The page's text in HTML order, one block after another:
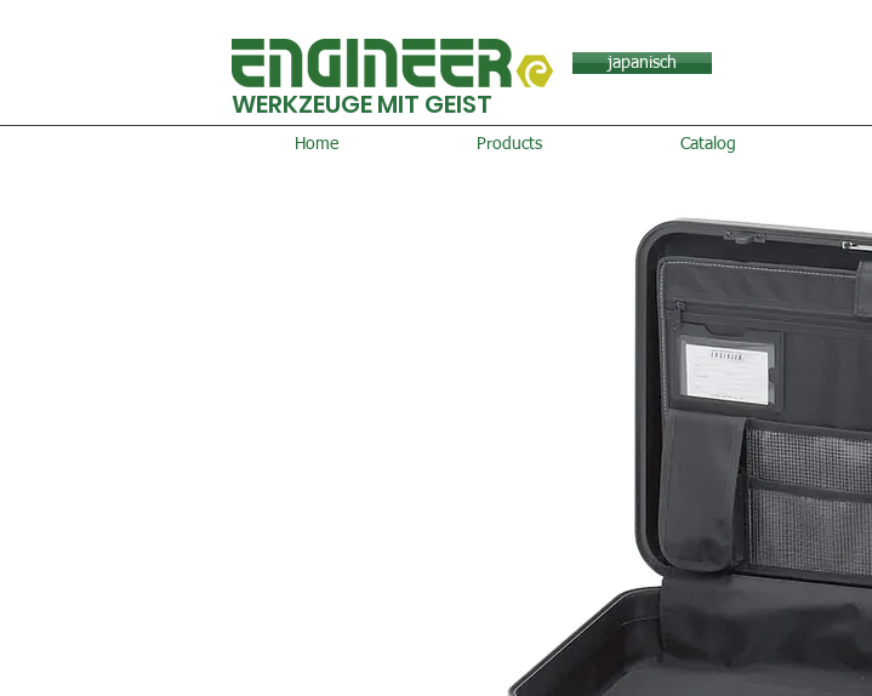
japanisch
WERKZEUGE MIT GEIST
Home Products Catalog